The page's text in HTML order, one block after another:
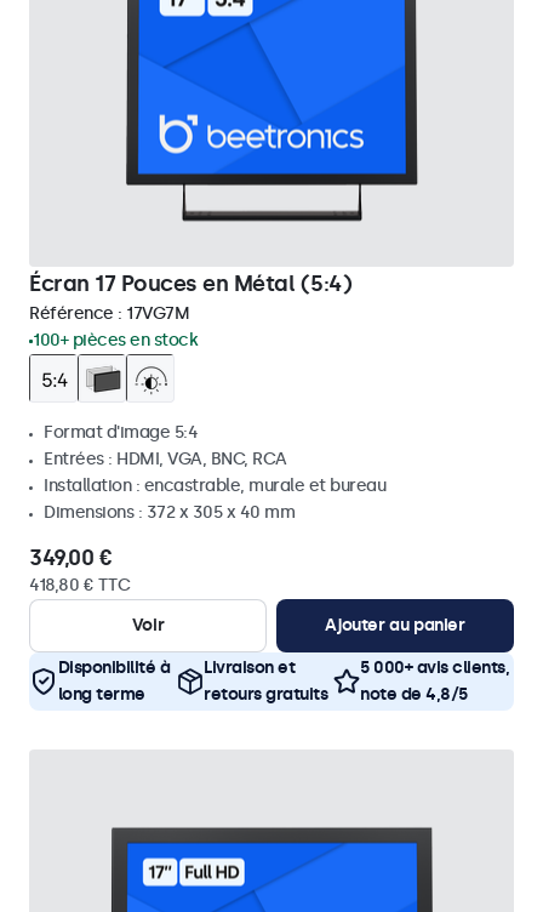
Écran 17 Pouces en Métal (5:4)
Référence : 17VG7M
100+ pièces en stock
Format d'image 5:4
Entrées : HDMI, VGA, BNC, RCA
Installation : encastrable, murale et bureau
Dimensions : 372 x 305 x 40 mm
349,00 €
418,80 € TTC
Voir
Ajouter au panier
Disponibilité à
long terme
Livraison et
retours gratuits
5 000+ avis clients,
note de 4,8/5